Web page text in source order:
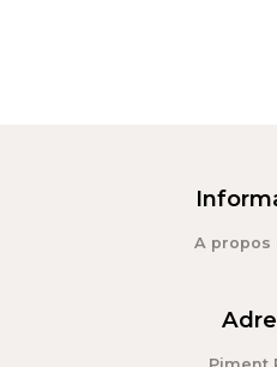
A propos